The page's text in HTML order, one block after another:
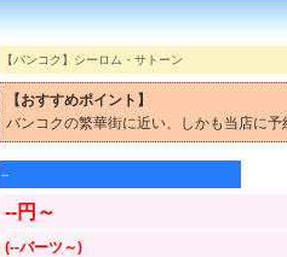
【バンコク】シーロム・サトーン
【おすすめポイント】
バンコクの繁華街に近い、しかも当店に
--
--円～
(--バーツ～)